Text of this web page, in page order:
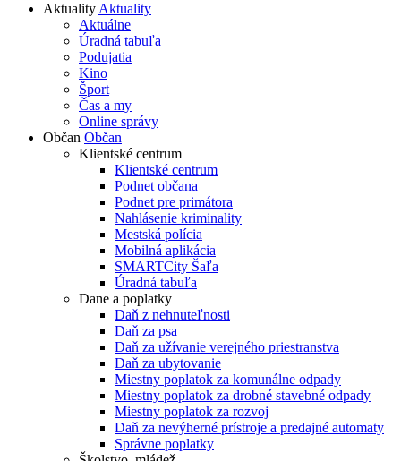
AktualityAktuality
Aktuálne
Úradná tabuľa
Podujatia
Kino
Šport
Čas a my
Online správy
Občan Občan
Klientské centrum
Klientské centrum
Podnet občana
Podnet pre primátora
Nahlásenie kriminality
Mestská polícia
Mobilná aplikácia
SMARTCity Šaľa
Úradná tabuľa
Dane a poplatky
Daň z nehnuteľnosti
Daň za psa
Daň za užívanie verejného priestranstva
Daň za ubytovanie
Miestny poplatok za komunálne odpady
Miestny poplatok za drobné stavebné odpady
Miestny poplatok za rozvoj
Daň za nevýherné prístroje a predajné automaty
Správne poplatky